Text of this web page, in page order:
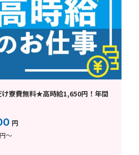
け寮費無料★高時給1,650円！年間
円
～